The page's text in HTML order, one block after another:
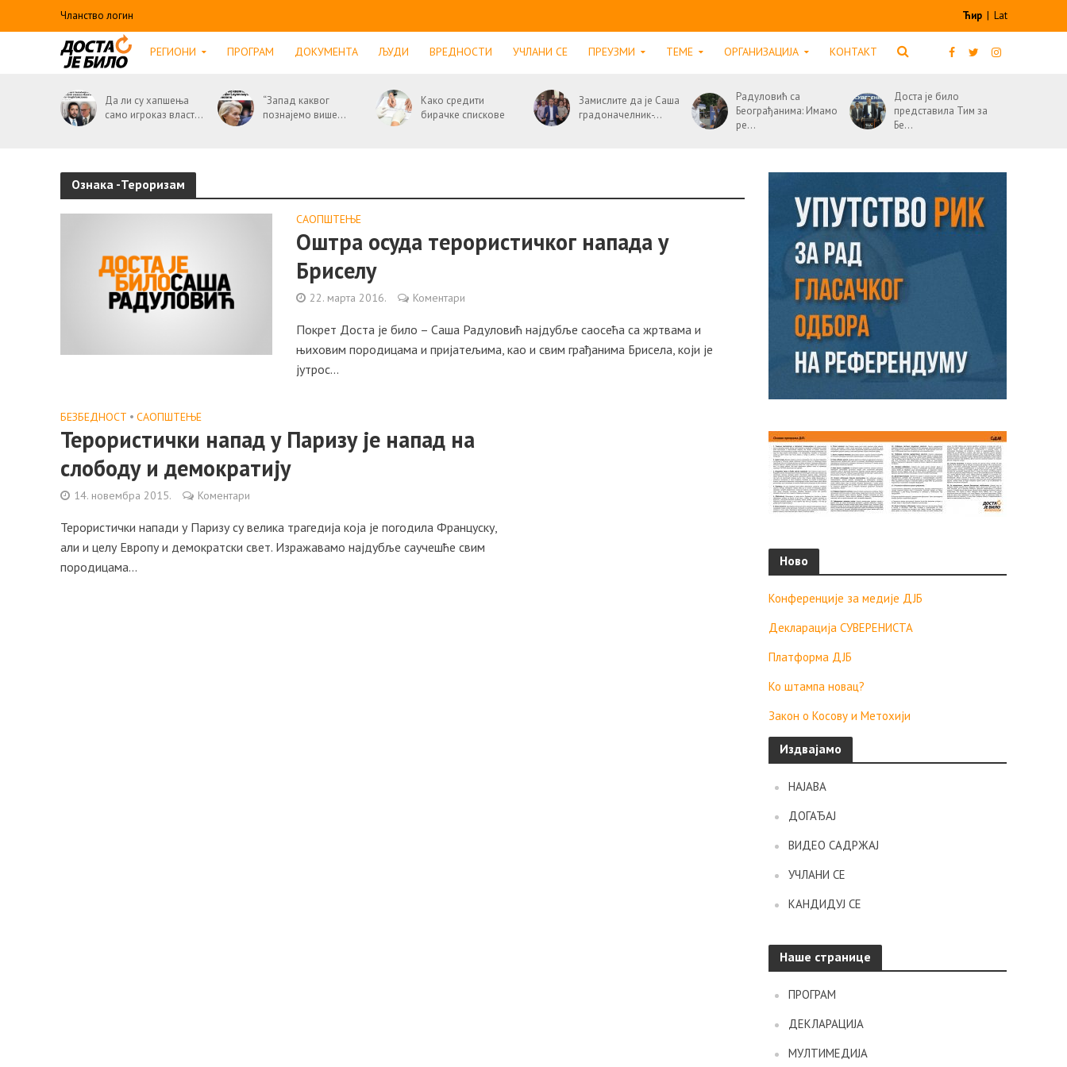
Чланство логин Ћир | Lat
РЕГИОНИ ПРОГРАМ ДОКУМЕНТА ЉУДИ ВРЕДНОСТИ УЧЛАНИ СЕ ПРЕУЗМИ ТЕМЕ ОРГАНИЗАЦИЈА КОНТАКТ
Да ли су хапшења
само игроказ власт...
“Запад каквог
познајемо више...
Како средити
бирачке спискове
Замислите да је Саша
градоначелник-...
Радуловић са
Београђанима: Имамо
ре...
Доста је било
представила Тим за
Бе...
Ознака -Тероризам
САОПШТЕЊE
Оштра осуда терористичког напада у
Бриселу
22. марта 2016. Коментари
Покрет Доста је било – Саша Радуловић најдубље саосећа са жртвама и
њиховим породицама и пријатељима, као и свим грађанима Брисела, који је
јутрос...
БЕЗБЕДНОСТ • САОПШТЕЊE
Терористички напад у Паризу је напад на
слободу и демократију
14. новембра 2015. Коментари
Терористички напади у Паризу су велика трагедија која је погодила Француску,
али и целу Европу и демократски свет. Изражавамо најдубље саучешће свим
породицама...
Ново
Конференције за медије ДЈБ
Декларација СУВЕРЕНИСТА
Платформа ДЈБ
Ко штампа новац?
Закон о Косову и Метохији
Издвајамо
НАЈАВА
ДОГАЂАЈ
ВИДЕО САДРЖАЈ
УЧЛАНИ СЕ
КАНДИДУЈ СЕ
Наше странице
ПРОГРАМ
ДЕКЛАРАЦИЈА
МУЛТИМЕДИЈА